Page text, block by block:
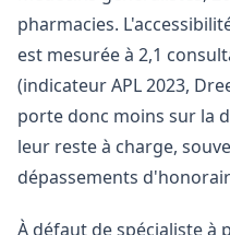
pharmacies.
est mesurée à 2,1
(indicateur APL 2023,
porte donc moins sur la
leur reste à charge,
dépassements
À défaut de spécialiste à